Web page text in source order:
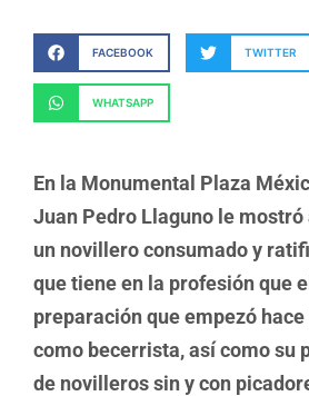
FACEBOOK TWITTER
WHATSAPP
En la Monumental Plaza
Juan Pedro Llaguno le mostró
un novillero consumado y
que tiene en la profesión que
preparación que empezó
como becerrista, así como su
de novilleros sin y con